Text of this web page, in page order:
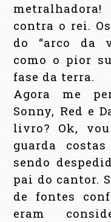
contra o rei.
do “arco da
como o pior
fase da terra.
Agora me
Sonny, Red e
livro? Ok,
guarda
sendo
pai do cantor.
de fontes
eram